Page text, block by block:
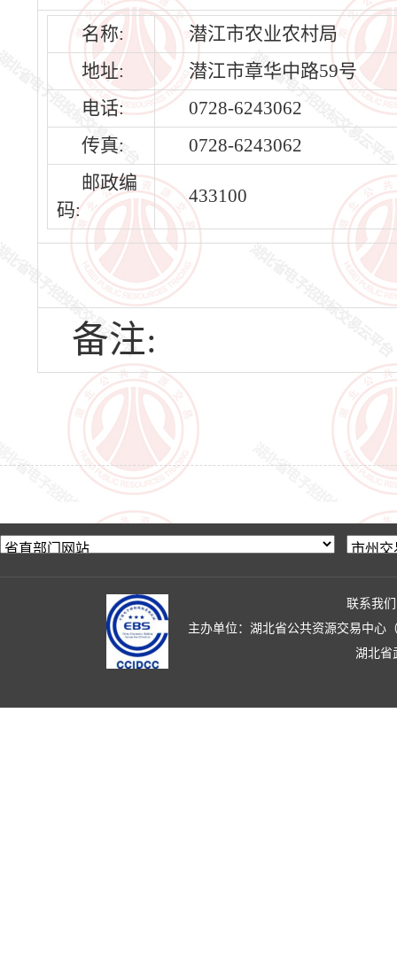
名称:
潜江市农业农村局
地址:
潜江市章华中路59号
电话:
0728-6243062
传真:
0728-6243062
邮政编
码:
433100
备注:
联系我们
主办单位：湖北省公共资源交易中心
湖北省